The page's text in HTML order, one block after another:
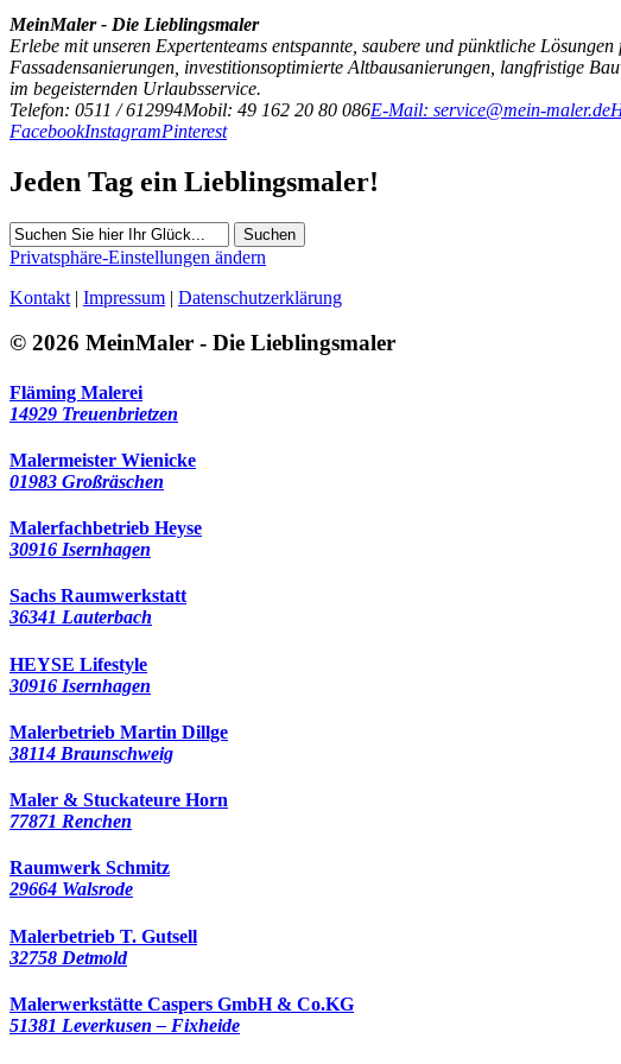
MeinMaler - Die Lieblingsmaler
Erlebe mit unseren Expertenteams entspannte, saubere und pünktliche
Fassadensanierungen, investitionsoptimierte Altbausanierungen, langfristige
im begeisternden Urlaubsservice.
Telefon: 0511 / 612994Mobil: 49 162 20 80 086E-Mail: service@mein-maler.de
FacebookInstagramPinterest
Jeden Tag ein Lieblingsmaler!
Suchen
Privatsphäre-Einstellungen ändern
Kontakt | Impressum | Datenschutzerklärung
© 2026 MeinMaler - Die Lieblingsmaler
Fläming Malerei
14929 Treuenbrietzen
Malermeister Wienicke
01983 Großräschen
Malerfachbetrieb Heyse
30916 Isernhagen
Sachs Raumwerkstatt
36341 Lauterbach
HEYSE Lifestyle
30916 Isernhagen
Malerbetrieb Martin Dillge
38114 Braunschweig
Maler & Stuckateure Horn
77871 Renchen
Raumwerk Schmitz
29664 Walsrode
Malerbetrieb T. Gutsell
32758 Detmold
Malerwerkstätte Caspers GmbH & Co.KG
51381 Leverkusen – Fixheide